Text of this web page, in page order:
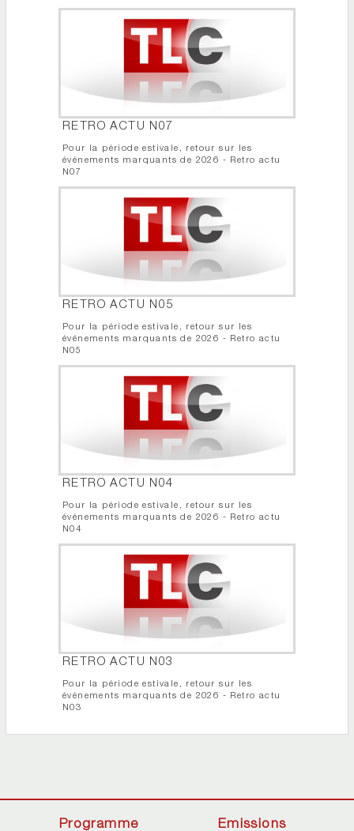
RETRO ACTU N07
Pour la période estivale, retour sur les
événements marquants de 2026 - Retro actu
N07
RETRO ACTU N05
Pour la période estivale, retour sur les
événements marquants de 2026 - Retro actu
N05
RETRO ACTU N04
Pour la période estivale, retour sur les
événements marquants de 2026 - Retro actu
N04
RETRO ACTU N03
Pour la période estivale, retour sur les
événements marquants de 2026 - Retro actu
N03
Programme Emissions